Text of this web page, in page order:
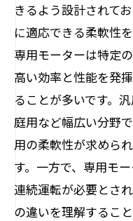
将来の技術
化
家庭から産業ま
特徴
家庭用と産
点
汎用モータ
多様な場面
産業におけ
きるよう設計されて
に適応できる柔軟性
専用モーターは特定
高い効率と性能を発
ることが多いです。
庭用など幅広い分野
用の柔軟性が求めら
す。一方で、専用モ
連続運転が必要とさ
の違いを理解するこ